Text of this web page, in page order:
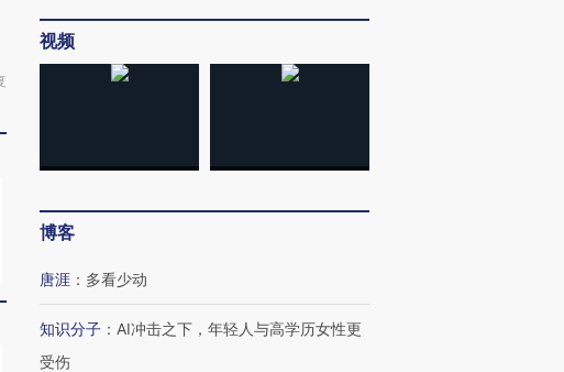
航飞行员跨国走私7万
视频
博客
唐涯 ： 多看少动
知识分子 ： AI冲击之下，年轻人与高学历女性更
受伤